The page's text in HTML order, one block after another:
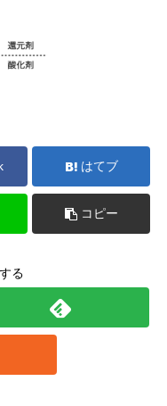
はてブ
コピー
る